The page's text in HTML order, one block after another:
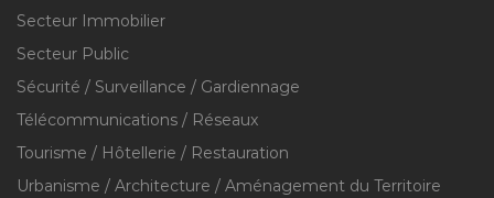
Secteur Immobilier
Secteur Public
Sécurité / Surveillance / Gardiennage
Télécommunications / Réseaux
Tourisme / Hôtellerie / Restauration
Urbanisme / Architecture / Aménagement du Territoire